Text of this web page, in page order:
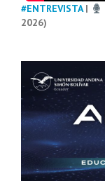
#ENTREVISTA|
2026)